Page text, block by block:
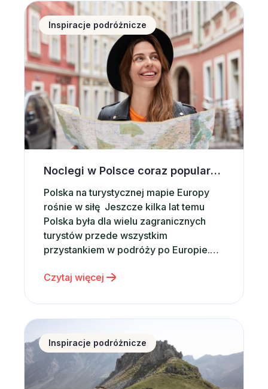
Noclegi w Polsce coraz popularniejsze wśród
Inspiracje podróżnicze
Noclegi w Polsce coraz popularniejsze wśród zagranicznych turystów. Co przyciąga ich do naszego kraju?
Polska na turystycznej mapie Europy
rośnie w siłę Jeszcze kilka lat temu
Polska była dla wielu zagranicznych
turystów przede wszystkim
przystankiem w podróży po Europie.
celem wakacyjnych wyjazdów.
2025 roku Polskę odwiedziło 21,4 mln
turystów zagranicznych, czyli o
około 9% więcej niż rok wcześniej. Co
więcej, tempo…
Czytaj więcej
Zakopane na początek wakacji – dlaczego warto
Inspiracje podróżnicze